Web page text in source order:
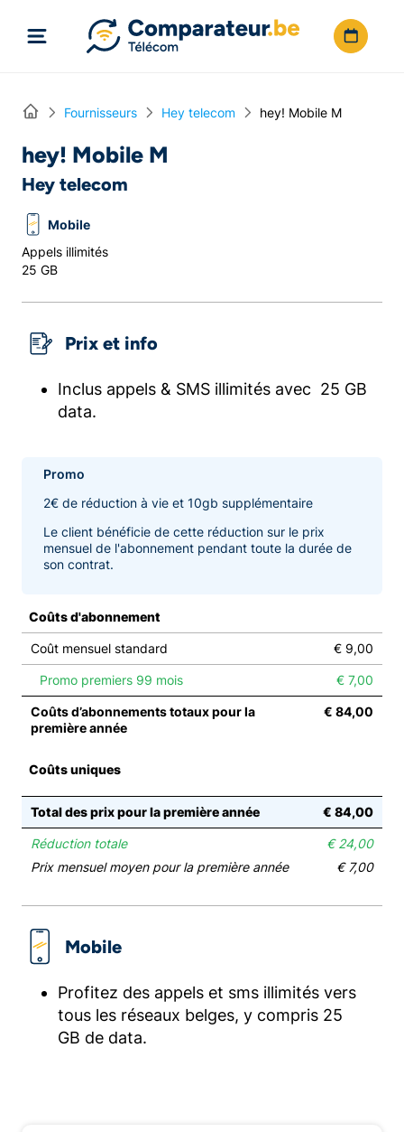
Home Fournisseurs Hey telecom hey! Mobile M
hey! Mobile M
Hey telecom
Mobile
Appels illimités
25 GB
Prix et info
Inclus appels & SMS illimités avec 25 GB
data.
Promo
2€ de réduction à vie et 10gb supplémentaire
Le client bénéficie de cette réduction sur le prix
mensuel de l'abonnement pendant toute la durée de
son contrat.
Coûts d'abonnement
Coût mensuel standard € 9,00
Promo premiers 99 mois € 7,00
Coûts d’abonnements totaux pour la
première année
€ 84,00
Coûts uniques
Total des prix pour la première année € 84,00
Réduction totale
€ 24,00
Prix mensuel moyen pour la première année
€ 7,00
Mobile
Profitez des appels et sms illimités vers
tous les réseaux belges, y compris 25
GB de data.